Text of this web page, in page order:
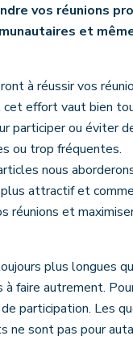
vos réunions
et
à réussir vos
cet effort vaut bien
participer ou éviter
ou trop fréquentes.
nous
attractif et
réunions et
plus longues
à faire autrement.
de participation. Les
ne sont pas pour